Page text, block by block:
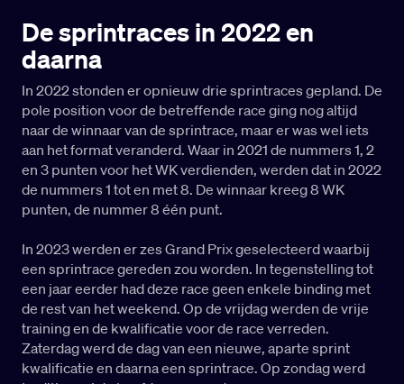
De sprintraces in 2022 en
daarna
In 2022 stonden er opnieuw drie sprintraces gepland. De
pole position voor de betreffende race ging nog altijd
naar de winnaar van de sprintrace, maar er was wel iets
aan het format veranderd. Waar in 2021 de nummers 1, 2
en 3 punten voor het WK verdienden, werden dat in 2022
de nummers 1 tot en met 8. De winnaar kreeg 8 WK
punten, de nummer 8 één punt.
In 2023 werden er zes Grand Prix geselecteerd waarbij
een sprintrace gereden zou worden. In tegenstelling tot
een jaar eerder had deze race geen enkele binding met
de rest van het weekend. Op de vrijdag werden de vrije
training en de kwalificatie voor de race verreden.
Zaterdag werd de dag van een nieuwe, aparte sprint
kwalificatie en daarna een sprintrace. Op zondag werd